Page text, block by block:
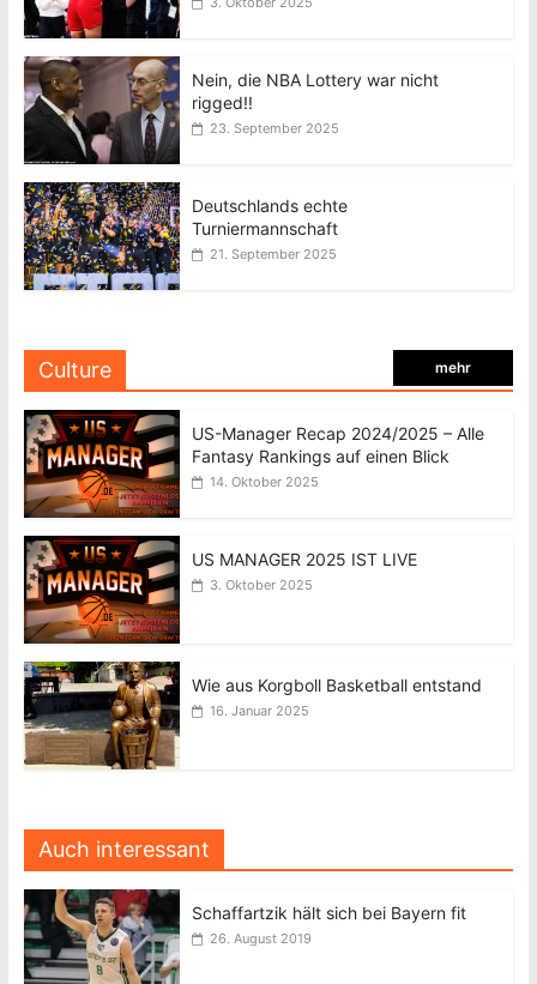
Nein, die NBA Lottery war nicht
rigged!!
23. September 2025
Deutschlands echte
Turniermannschaft
21. September 2025
Culture mehr
US-Manager Recap 2024/2025 – Alle
Fantasy Rankings auf einen Blick
14. Oktober 2025
US MANAGER 2025 IST LIVE
3. Oktober 2025
Wie aus Korgboll Basketball entstand
16. Januar 2025
Auch interessant
Schaffartzik hält sich bei Bayern fit
26. August 2019